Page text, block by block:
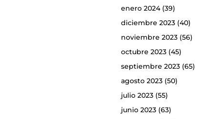
enero 2024(39)
diciembre 2023 (40)
noviembre 2023 (56)
octubre 2023 (45)
septiembre 2023 (65)
agosto 2023 (50)
julio 2023 (55)
junio 2023 (63)